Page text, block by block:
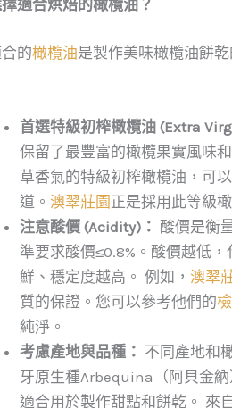
適合烘焙的橄欖油？
的橄欖油是製作美味橄欖油餅
首選特級初榨橄欖油 (Extra
保留了最豐富的橄欖果實風味
草香氣的特級初榨橄欖油，可
道。 澳翠莊園 正是採用此等級
注意酸價 (Acidity)： 酸價是衡
準要求酸價≤0.8%。酸價越低
鮮、穩定度越高。 例如， 澳翠
質的保證。您可以參考他們的
純淨。
考慮產地與品種： 不同產地和
牙原生種Arbequina（阿貝金
適合用於製作甜點和餅乾。 來